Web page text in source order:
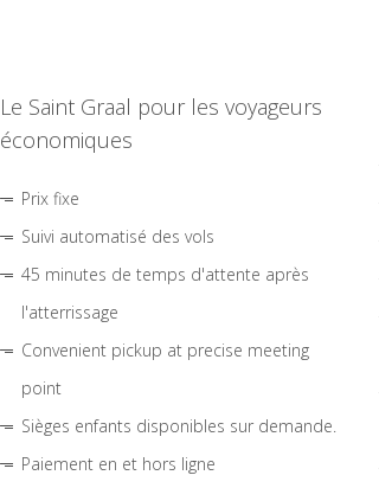
Le Saint Graal pour les voyageurs
économiques
Prix fixe
Suivi automatisé des vols
45 minutes de temps d'attente après
l'atterrissage
Convenient pickup at precise meeting
point
Sièges enfants disponibles sur demande.
Paiement en et hors ligne